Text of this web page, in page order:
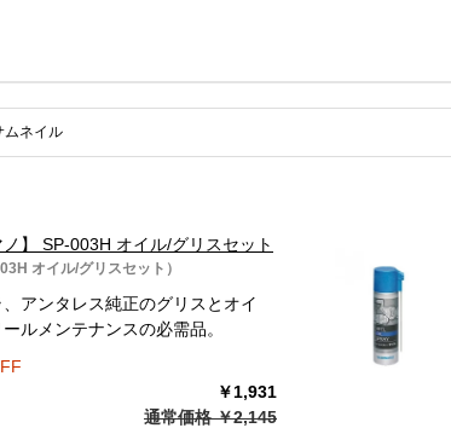
ムネイル
ノ】 SP-003H オイル/グリスセット
オイル/グリスセット）
、アンタレス純正のグリスとオイ
ルメンテナンスの必需品。
￥1,931
通常価格 ￥2,145